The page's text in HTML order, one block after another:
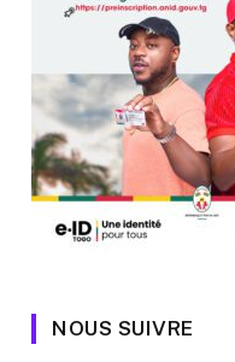
NOUS SUIVRE